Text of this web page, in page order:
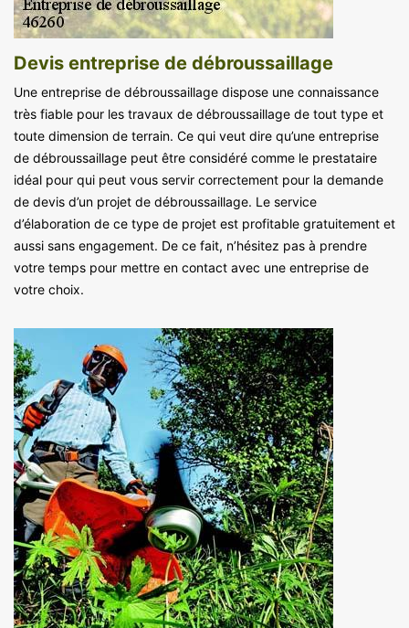
Devis entreprise de débroussaillage
Une entreprise de débroussaillage dispose une connaissance
très fiable pour les travaux de débroussaillage de tout type et
toute dimension de terrain. Ce qui veut dire qu’une entreprise
de débroussaillage peut être considéré comme le prestataire
idéal pour qui peut vous servir correctement pour la demande
de devis d’un projet de débroussaillage. Le service
d’élaboration de ce type de projet est profitable gratuitement et
aussi sans engagement. De ce fait, n’hésitez pas à prendre
votre temps pour mettre en contact avec une entreprise de
votre choix.